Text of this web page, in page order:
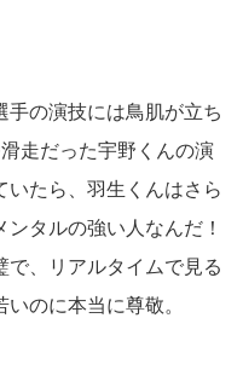
の演技には鳥肌が立ち
走だった宇野くんの演
いたら、羽生くんはさら
タルの強い人なんだ！
で、リアルタイムで見る
のに本当に尊敬。